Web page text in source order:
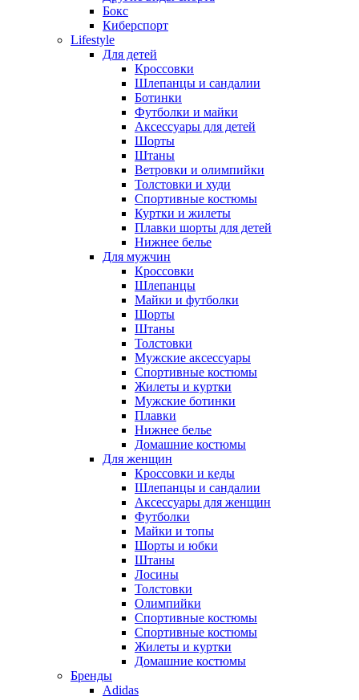
Бокс
Киберспорт
Lifestyle
Для детей
Кроссовки
Шлепанцы и сандалии
Ботинки
Футболки и майки
Аксессуары для детей
Шорты
Штаны
Ветровки и олимпийки
Толстовки и худи
Спортивные костюмы
Куртки и жилеты
Плавки шорты для детей
Нижнее белье
Для мужчин
Кроссовки
Шлепанцы
Майки и футболки
Шорты
Штаны
Толстовки
Мужские аксессуары
Спортивные костюмы
Жилеты и куртки
Мужские ботинки
Плавки
Нижнее белье
Домашние костюмы
Для женщин
Кроссовки и кеды
Шлепанцы и сандалии
Аксессуары для женщин
Футболки
Майки и топы
Шорты и юбки
Штаны
Лосины
Толстовки
Олимпийки
Спортивные костюмы
Спортивные костюмы
Жилеты и куртки
Домашние костюмы
Бренды
Adidas